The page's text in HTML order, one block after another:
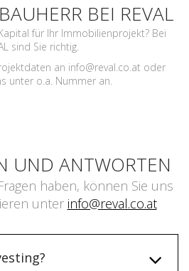
BEI REVAL
für Ihr Immobilienprojekt? Bei
sind Sie richtig.
an info@reval.co.at oder
unter o.a. Nummer an.
UND ANTWORTEN
haben, können Sie uns
unter info@reval.co.at